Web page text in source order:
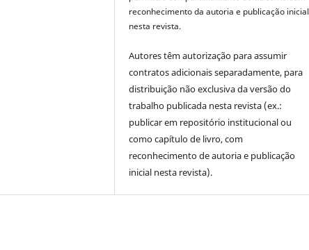
reconhecimento da autoria e publicação inicial
nesta revista.
Autores têm autorização para assumir
contratos adicionais separadamente, para
distribuição não exclusiva da versão do
trabalho publicada nesta revista (ex.:
publicar em repositório institucional ou
como capítulo de livro, com
reconhecimento de autoria e publicação
inicial nesta revista).